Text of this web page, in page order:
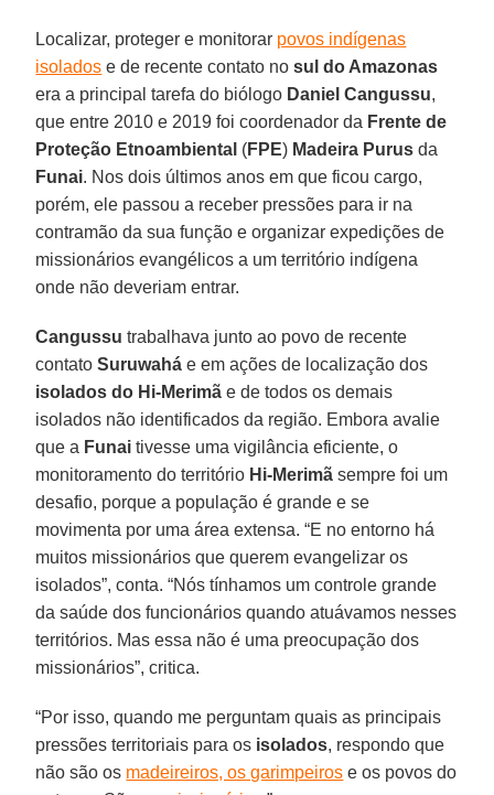
Localizar, proteger e monitorar povos indígenas
isolados e de recente contato nosul do Amazonas
era a principal tarefa do biólogo Daniel Cangussu,
que entre 2010 e 2019 foi coordenador da Frente de
Proteção Etnoambiental (FPE) Madeira Purusda
Funai. Nos dois últimos anos em que ficou cargo,
porém, ele passou a receber pressões para ir na
contramão da sua função e organizar expedições de
missionários evangélicos a um território indígena
onde não deveriam entrar.
Cangussu trabalhava junto ao povo de recente
contatoSuruwahá e em ações de localização dos
isolados do Hi-Merimã e de todos os demais
isolados não identificados da região. Embora avalie
que a Funai tivesse uma vigilância eficiente, o
monitoramento do território Hi-Merimã sempre foi um
desafio, porque a população é grande e se
movimenta por uma área extensa. “E no entorno há
muitos missionários que querem evangelizar os
isolados”, conta. “Nós tínhamos um controle grande
da saúde dos funcionários quando atuávamos nesses
territórios. Mas essa não é uma preocupação dos
missionários”, critica.
“Por isso, quando me perguntam quais as principais
pressões territoriais para os isolados, respondo que
não são os madeireiros, os garimpeiros e os povos do